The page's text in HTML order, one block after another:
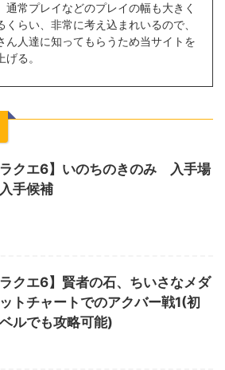
通常プレイなどのプレイの幅も大きく
くらい、非常に考え込まれいるので、
ん人達に知ってもらうため当サイトを
げる。
ラクエ6】いのちのきのみ 入手場
手候補
ラクエ6】賢者の石、ちいさなメダ
トチャートでのアクバー戦1(初
ルでも攻略可能)